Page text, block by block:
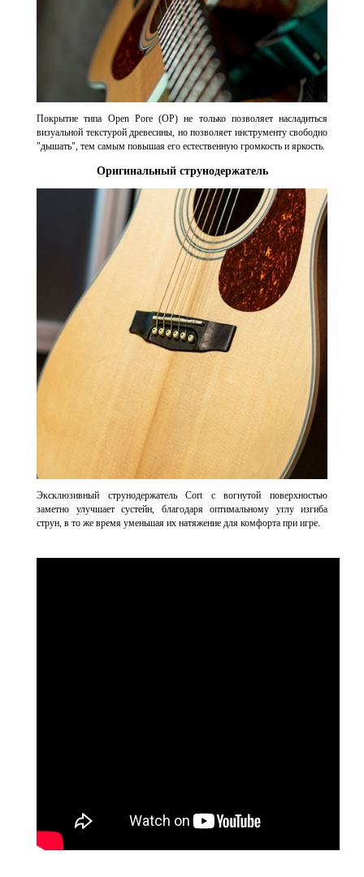
Покрытие типа Open Pore (OP) не только позволяет насладиться
визуальной текстурой древесины, но позволяет инструменту свободно
"дышать", тем самым повышая его естественную громкость и яркость.
Оригинальный струнодержатель
Эксклюзивный струнодержатель Cort с вогнутой поверхностью
заметно улучшает сустейн, благодаря оптимальному углу изгиба
струн, в то же время уменьшая их натяжение для комфорта при игре.